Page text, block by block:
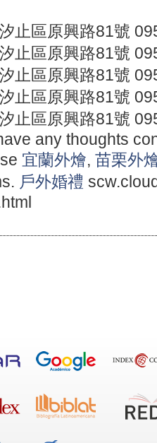
止區原興路81號
止區原興路81號
止區原興路81號
止區原興路81號
止區原興路81號
any thoughts
宜蘭外燴, 苗栗外
戶外婚禮